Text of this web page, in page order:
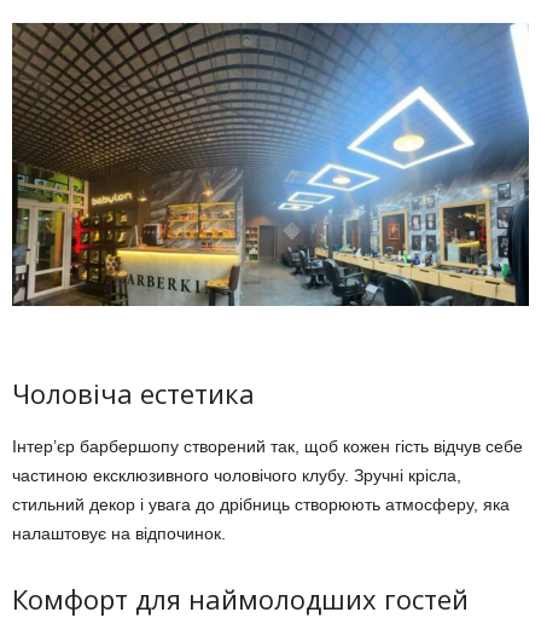
Чоловіча естетика
Інтер’єр барбершопу створений так, щоб кожен гість відчув себе
частиною ексклюзивного чоловічого клубу. Зручні крісла,
стильний декор і увага до дрібниць створюють атмосферу, яка
налаштовує на відпочинок.
Комфорт для наймолодших гостей